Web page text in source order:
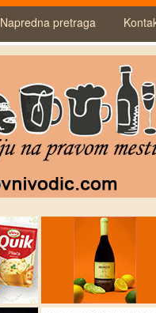
Napredna pretraga